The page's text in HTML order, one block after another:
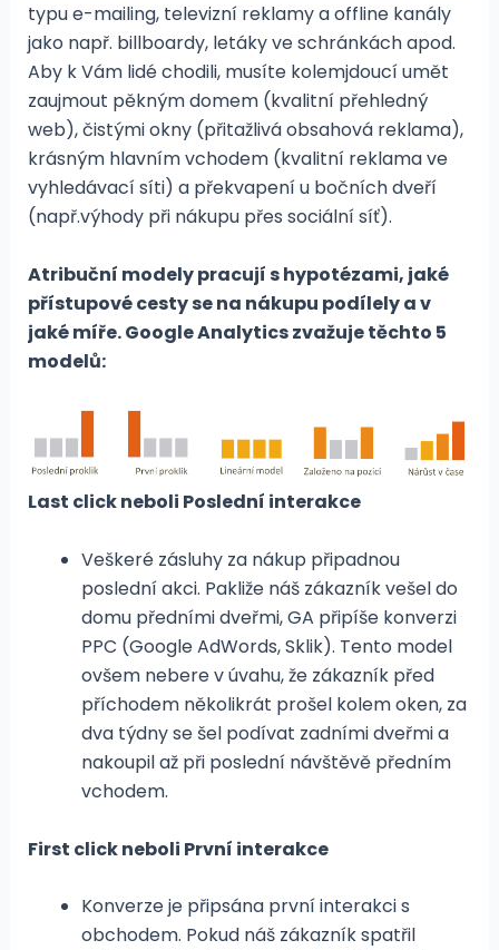
typu e-mailing, televizní reklamy a offline kanály
jako např. billboardy, letáky ve schránkách apod.
Aby k Vám lidé chodili, musíte kolemjdoucí umět
zaujmout pěkným domem (kvalitní přehledný
web), čistými okny (přitažlivá obsahová reklama),
krásným hlavním vchodem (kvalitní reklama ve
vyhledávací síti) a překvapení u bočních dveří
(např.výhody při nákupu přes sociální síť).
Atribuční modely pracují s hypotézami, jaké
přístupové cesty se na nákupu podílely a v
jaké míře. Google Analytics zvažuje těchto 5
modelů:
Last click neboli Poslední interakce
Veškeré zásluhy za nákup připadnou
poslední akci. Pakliže náš zákazník vešel do
domu předními dveřmi, GA připíše konverzi
PPC (Google AdWords, Sklik). Tento model
ovšem nebere v úvahu, že zákazník před
příchodem několikrát prošel kolem oken, za
dva týdny se šel podívat zadními dveřmi a
nakoupil až při poslední návštěvě předním
vchodem.
First click neboli První interakce
Konverze je připsána první interakci s
obchodem. Pokud náš zákazník spatřil